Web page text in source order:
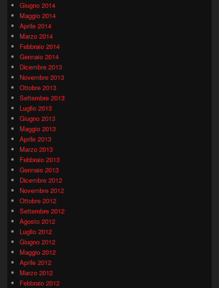
Giugno 2014
Maggio 2014
Aprile 2014
Marzo 2014
Febbraio 2014
Gennaio 2014
Dicembre 2013
Novembre 2013
Ottobre 2013
Settembre 2013
Luglio 2013
Giugno 2013
Maggio 2013
Aprile 2013
Marzo 2013
Febbraio 2013
Gennaio 2013
Dicembre 2012
Novembre 2012
Ottobre 2012
Settembre 2012
Agosto 2012
Luglio 2012
Giugno 2012
Maggio 2012
Aprile 2012
Marzo 2012
Febbraio 2012